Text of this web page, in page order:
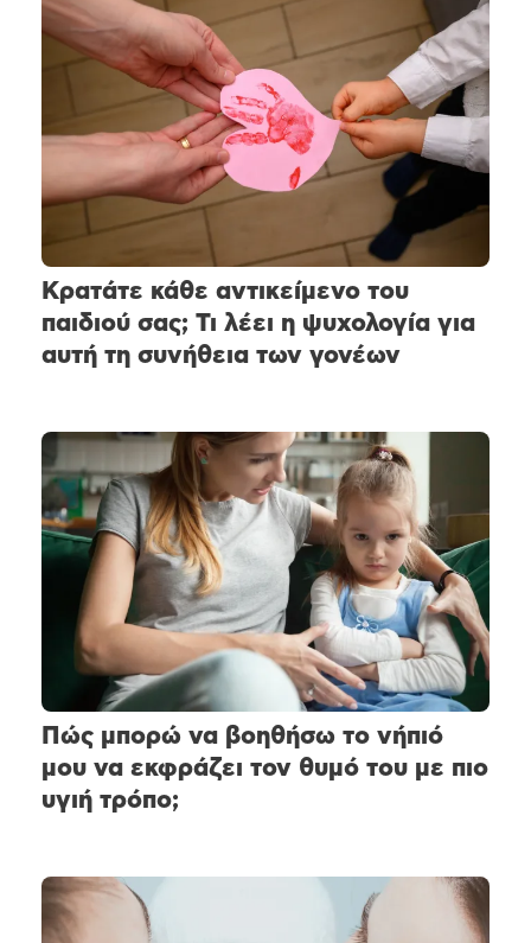
Κρατάτε κάθε αντικείμενο του
παιδιού σας; Τι λέει η ψυχολογία για
αυτή τη συνήθεια των γονέων
Πώς μπορώ να βοηθήσω το νήπιό
μου να εκφράζει τον θυμό του με πιο
υγιή τρόπο;